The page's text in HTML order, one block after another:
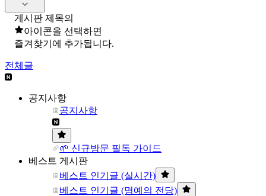
게시판 제목의
아이콘을 선택하면
즐겨찾기에 추가됩니다.
전체글
공지사항
공지사항
🌱 신규방문 필독 가이드
베스트 게시판
베스트 인기글 (실시간)
베스트 인기글 (명예의 전당)